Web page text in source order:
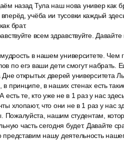
назад Тула наш нова универ как
учёба ии тусовки каждый
брат.
всем здравствуйте.
мудрость в нашем университете.
по егэ ваши дети смогут набрать.
открытых дверей университета
принципе, в наших стенах есть
те, кто уже не в 1 раз у нас
хлопают, что они не в 1 раз у нас
нашим студентам,
часть сегодня будет. Давайте
нашу деятельность